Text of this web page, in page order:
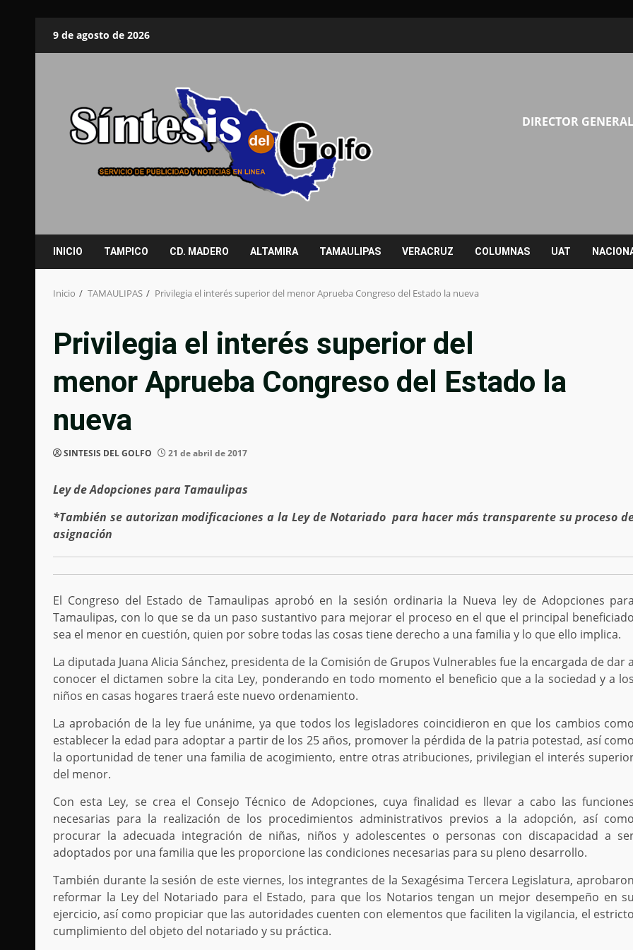
9 de agosto de 2026
DIRECTOR
INICIO TAMPICO CD. MADERO ALTAMIRA TAMAULIPAS VERACRUZ COLUMNAS UAT
Inicio TAMAULIPAS Privilegia el interés superior del menor Aprueba Congreso del Estado la nueva
Privilegia el interés superior del
menor Aprueba Congreso del Estado la
nueva
SINTESIS DEL GOLFO 21 de abril de 2017
Ley de Adopciones para Tamaulipas
*También se autorizan modificaciones a la Ley de Notariado para hacer más transparente su proceso
asignación
El Congreso del Estado de Tamaulipas aprobó en la sesión ordinaria la Nueva ley de Adopciones
Tamaulipas, con lo que se da un paso sustantivo para mejorar el proceso en el que el principal
sea el menor en cuestión, quien por sobre todas las cosas tiene derecho a una familia y lo que ello implica.
La diputada Juana Alicia Sánchez, presidenta de la Comisión de Grupos Vulnerables fue la encargada de dar
conocer el dictamen sobre la cita Ley, ponderando en todo momento el beneficio que a la sociedad y a
niños en casas hogares traerá este nuevo ordenamiento.
La aprobación de la ley fue unánime, ya que todos los legisladores coincidieron en que los cambios
establecer la edad para adoptar a partir de los 25 años, promover la pérdida de la patria potestad, así
la oportunidad de tener una familia de acogimiento, entre otras atribuciones, privilegian el interés
del menor.
Con esta Ley, se crea el Consejo Técnico de Adopciones, cuya finalidad es llevar a cabo las
necesarias para la realización de los procedimientos administrativos previos a la adopción, así
procurar la adecuada integración de niñas, niños y adolescentes o personas con discapacidad a
adoptados por una familia que les proporcione las condiciones necesarias para su pleno desarrollo.
También durante la sesión de este viernes, los integrantes de la Sexagésima Tercera Legislatura,
reformar la Ley del Notariado para el Estado, para que los Notarios tengan un mejor desempeño en
ejercicio, así como propiciar que las autoridades cuenten con elementos que faciliten la vigilancia, el
cumplimiento del objeto del notariado y su práctica.